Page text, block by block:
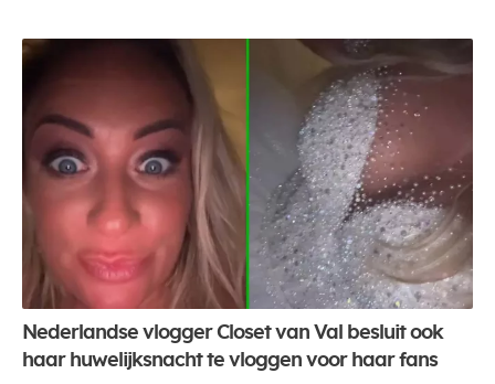
Nederlandse vlogger Closet van Val besluit ook
haar huwelijksnacht te vloggen voor haar fans